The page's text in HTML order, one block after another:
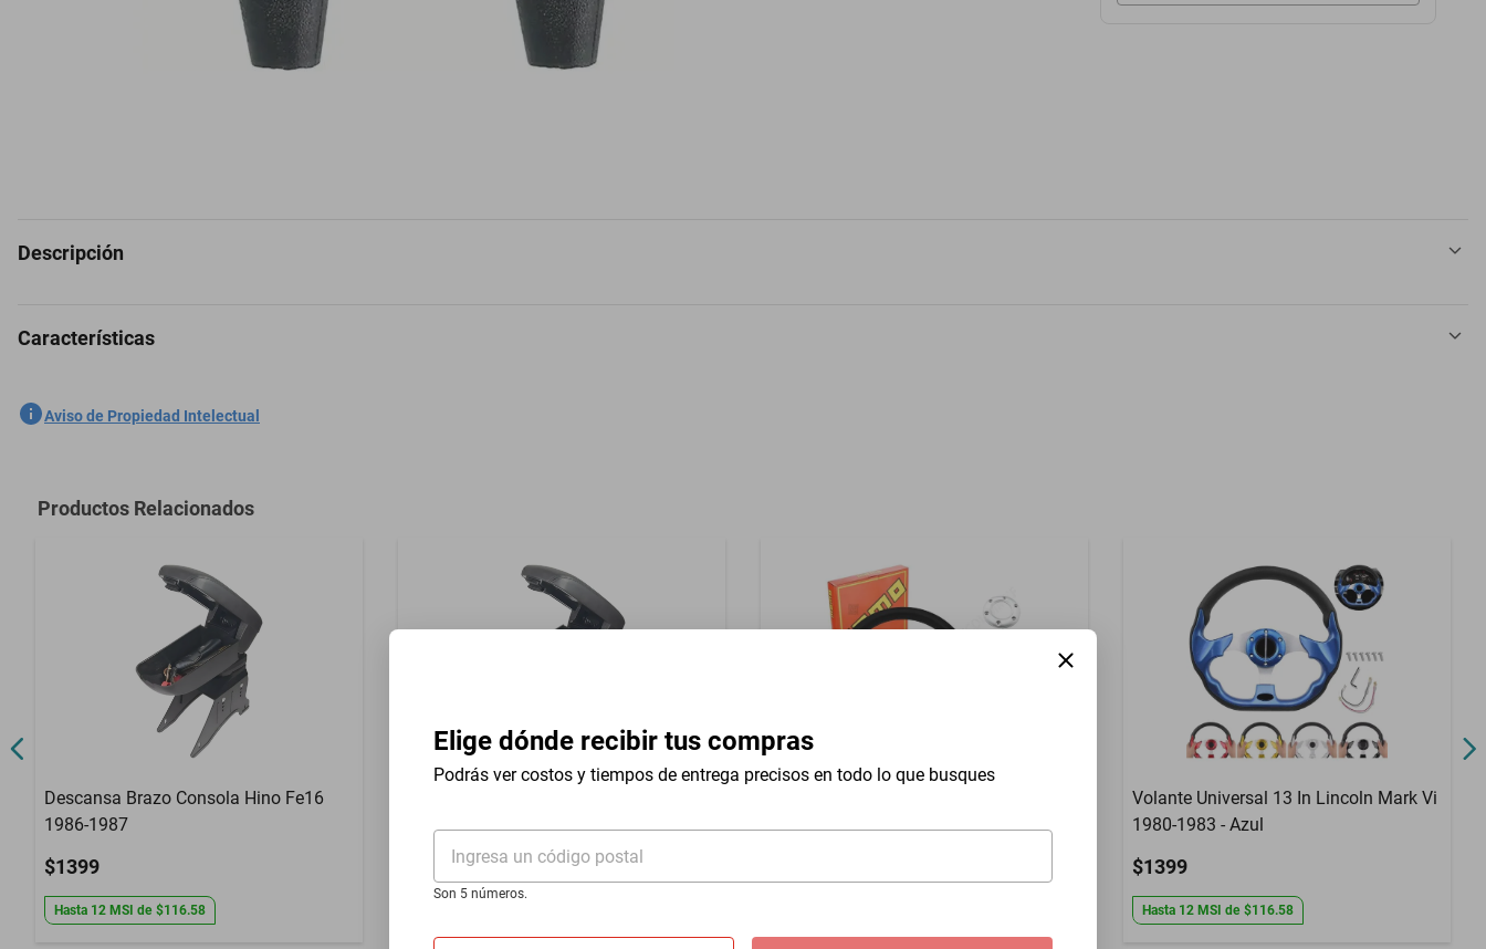
Elige dónde recibir tus compras
Podrás ver costos y tiempos de entrega precisos en todo lo que busques
Ingresa un código postal
Son 5 números.
Descripción
2 Boquilla Limpiaparabrisas Nissan Wagon 1999-2004
Características
SKU
Modelo
Aviso de Propiedad Intelectual
Productos Relacionados
Descansa Brazo Consola Hino Fe16
1986-1987
$1399
Hasta 12 MSI de $116.58
1993-1996
$1399
1984-1992 - Plata
Volante Universal 13 In Lincoln Mark Vi
1980-1983 - Azul
$1399
Hasta 12 MSI de $116.58